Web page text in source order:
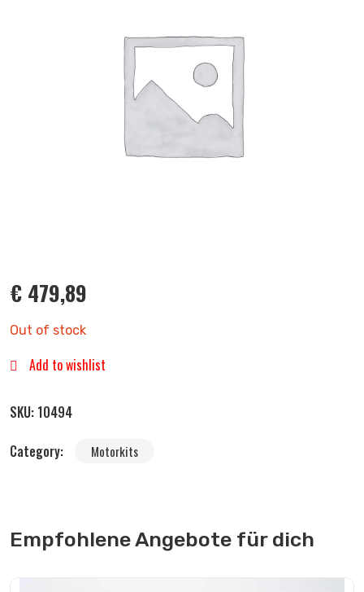
€ 479,89
Out of stock
Add to wishlist
SKU: 10494
Category:
Motorkits
Empfohlene Angebote für dich